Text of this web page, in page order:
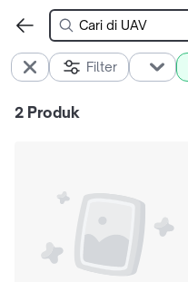
Filter
2 Produk